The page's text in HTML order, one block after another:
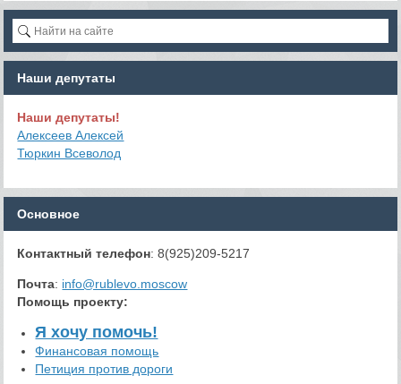
Наши депутаты
Наши депутаты!
Алексеев Алексей
Тюркин Всеволод
Основное
Контактный телефон: 8(925)209-5217
Почта: info@rublevo.moscow
Помощь проекту:
Я хочу помочь!
Финансовая помощь
Петиция против дороги